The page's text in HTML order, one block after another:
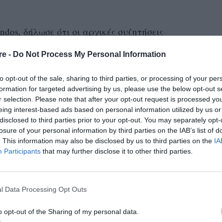
- Do Not Process My Personal Information
opt-out of the sale, sharing to third parties, or processing of your
for targeted advertising by us, please use the below opt-out
selection. Please note that after your opt-out request is processed
interest-based ads based on personal information utilized by us
to third parties prior to your opt-out. You may separately
of your personal information by third parties on the IAB’s list of
This information may also be disclosed by us to third parties on the
Participants that may further disclose it to other third parties.
Data Processing Opt Outs
opt-out of the Sharing of my personal data.
δήλωσε ότι οι αρχικές συζητήσεις
έπρεπε να τελειώσουν τη σειρά με το
τελικά ξεπέρασε την προβλεπόμενη
θα σταματήσει στο 2005, καθώς οι
όριο για να διατηρηθεί ιστορικό και όχι
χρόνια πριν από το σήμερα, είναι